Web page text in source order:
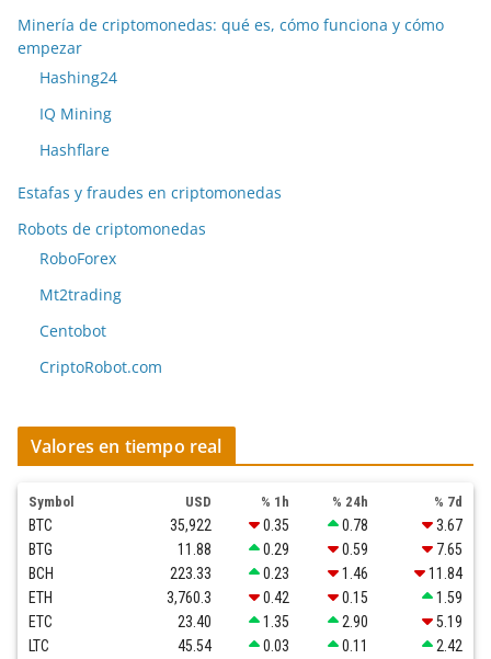
Minería de criptomonedas: qué es, cómo funciona y cómo
empezar
Hashing24
IQ Mining
Hashflare
Estafas y fraudes en criptomonedas
Robots de criptomonedas
RoboForex
Mt2trading
Centobot
CriptoRobot.com
Valores en tiempo real
Symbol USD % 1h % 24h % 7d
BTC 35,922 0.35 0.78
3.67
BTG
11.88 0.29 0.59
7.65
BCH
223.33 0.23 1.46
11.84
ETH
3,760.3 0.42 0.15
1.59
ETC
23.40 1.35 2.90
5.19
LTC
45.54 0.03 0.11
2.42